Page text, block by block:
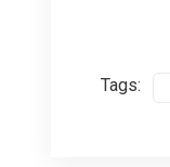
Tags: